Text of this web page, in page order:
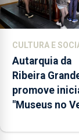
CULTURA E
Autarquia da
Ribeira
promove
"Museus no